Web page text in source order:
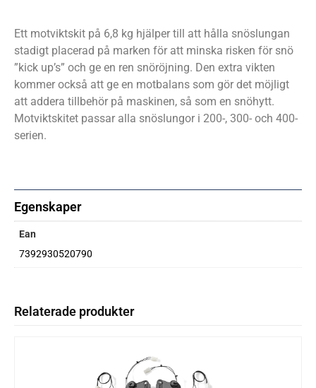
Ett motviktskit på 6,8 kg hjälper till att hålla snöslungan
stadigt placerad på marken för att minska risken för snö
”kick up’s” och ge en ren snöröjning. Den extra vikten
kommer också att ge en motbalans som gör det möjligt
att addera tillbehör på maskinen, så som en snöhytt.
Motviktskitet passar alla snöslungor i 200-, 300- och 400-
serien.
Egenskaper
Ean
7392930520790
Relaterade produkter